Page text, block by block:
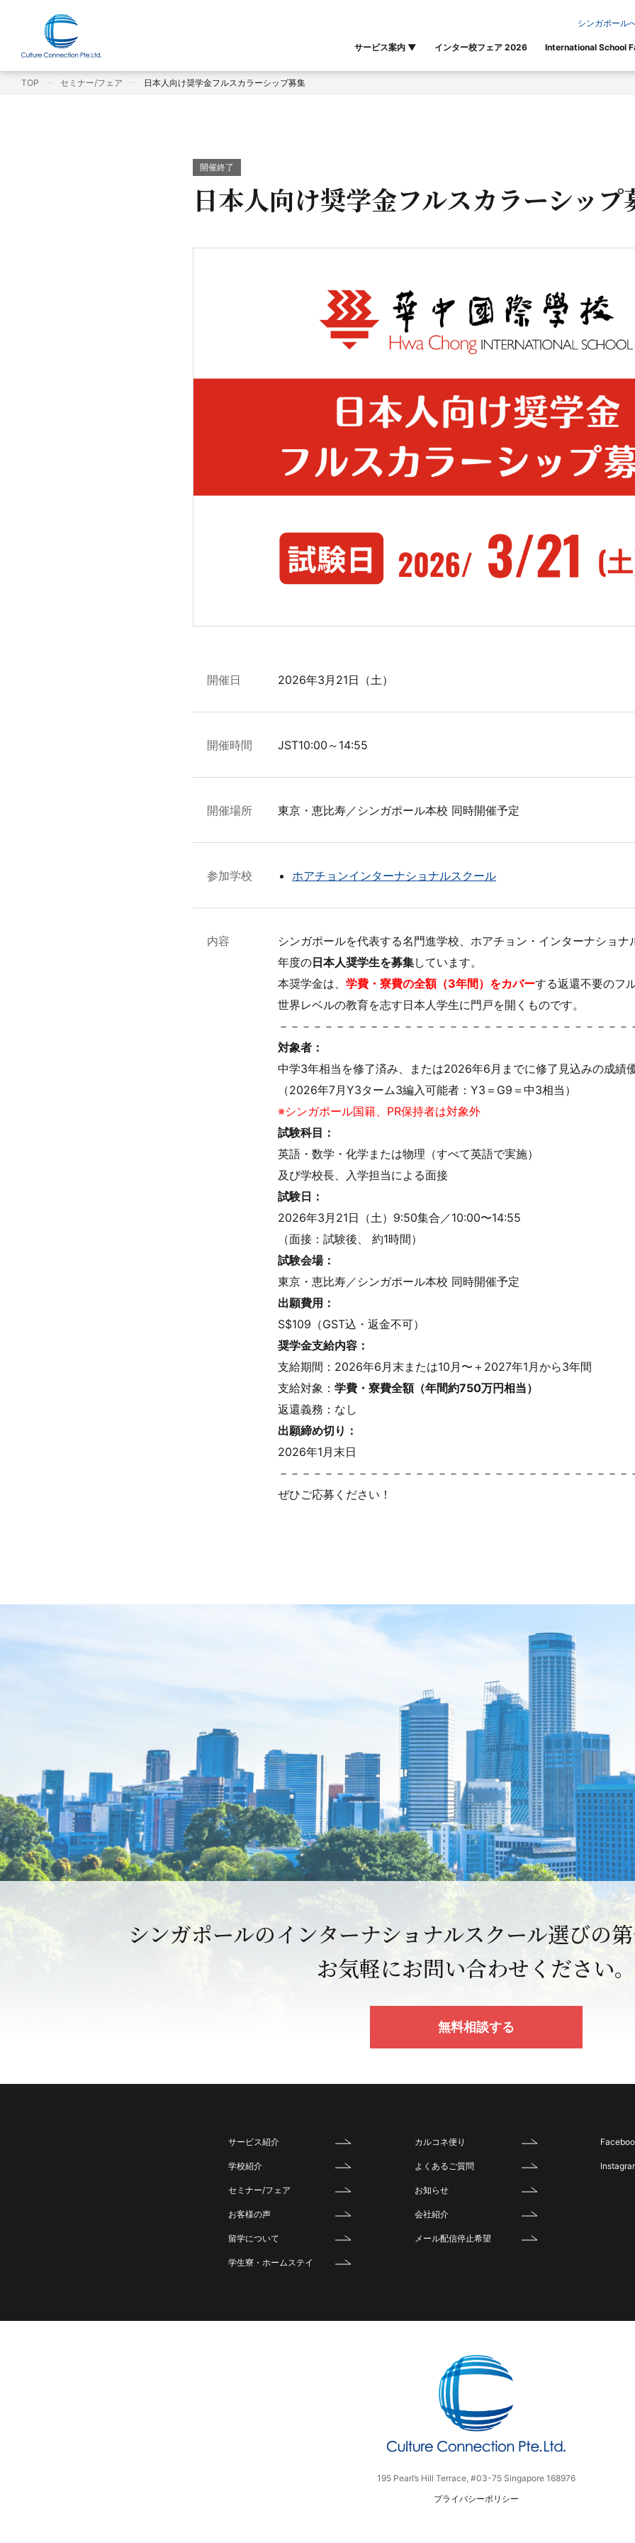
シンガポール
サービス案内 ▼ インター校フェア 2026 International School
TOP セミナー/フェア 日本人向け奨学金フルスカラーシップ募集
開催終了
日本人向け奨学金フルスカラーシップ
開催日 2026年3月21日（土）
開催時間 JST10:00～14:55
開催場所 東京・恵比寿／シンガポール本校 同時開催予定
参加学校 ホアチョンインターナショナルスクール
内容
シンガポールを代表する名門進学校、ホアチョン・インターナショ
年度の日本人奨学生を募集しています。
本奨学金は、 学費・寮費の全額（3年間）をカバーする返還不要のフ
世界レベルの教育を志す日本人学生に門戸を開くものです。
－－－－－－－－－－－－－－－－－－－－－－－－－－－－－－－
対象者：
中学3年相当を修了済み、または2026年6月までに修了見込みの成績
（2026年7月Y3ターム3編入可能者：Y3＝G9＝中3相当）
※シンガポール国籍、PR保持者は対象外
試験科目：
英語・数学・化学または物理（すべて英語で実施）
及び学校長、入学担当による面接
試験日：
2026年3月21日（土）9:50集合／10:00〜14:55
（面接：試験後、 約1時間）
試験会場：
東京・恵比寿／シンガポール本校 同時開催予定
出願費用：
S$109（GST込・返金不可）
奨学金支給内容：
支給期間：2026年6月末または10月〜＋2027年1月から3年間
支給対象： 学費・寮費全額（年間約750万円相当）
返還義務：なし
出願締め切り：
2026年1月末日
－－－－－－－－－－－－－－－－－－－－－－－－－－－－－－－
ぜひご応募ください！
シンガポールのインターナショナルスクール選びの
お気軽にお問い合わせください。
無料相談する
サービス紹介
学校紹介
セミナー/フェア
お客様の声
留学について
学生寮・ホームステイ
カルコネ便り
よくあるご質問
お知らせ
会社紹介
メール配信停止希望
195 Pearl’s Hill Terrace, #03-75 Singapore 168976
プライバシーポリシー